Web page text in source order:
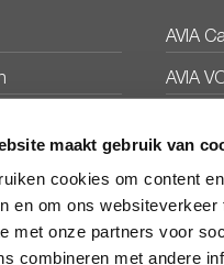
maakt gebruik van
cookies om content
en om ons
met onze partners voor
combineren met andere
AVIA
AVIA